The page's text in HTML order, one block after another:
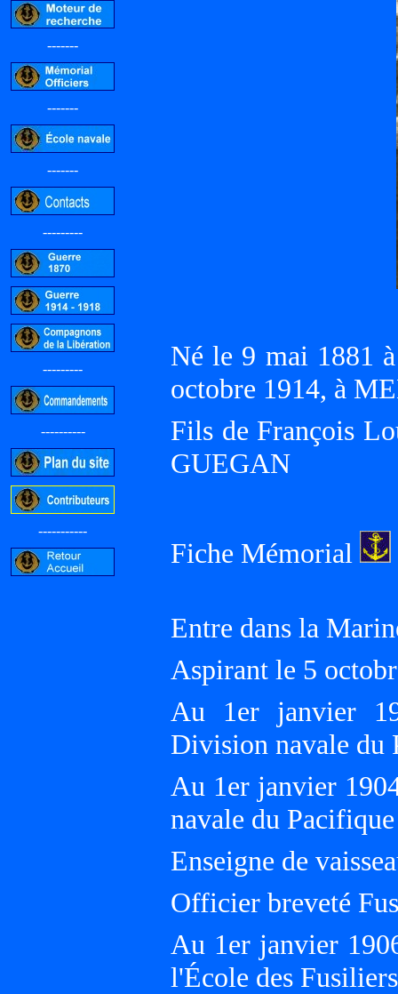
-------
-------
-------
---------
---------
----------
-----------
Né le 9 mai 1881
octobre 1914, à
Fils de François
GUEGAN
Fiche Mémorial
Entre dans la
Aspirant le 5
Au 1er janvier
Division navale du
Au 1er janvier
navale du
Enseigne de
Officier breveté
Au 1er janvier
l'École des